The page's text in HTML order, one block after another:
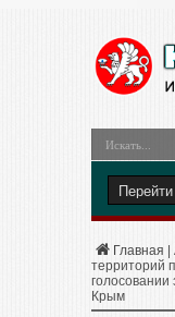
Главная
территорий
голосовании
Крым